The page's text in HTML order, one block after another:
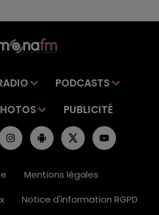
PODCASTS
PUBLICITÉ
Mentions légales
Notice d'information RGPD